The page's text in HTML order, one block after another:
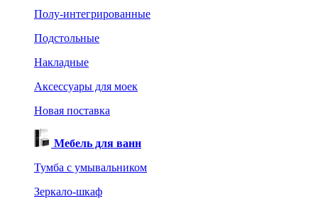
Полу-интегрированные
Подстольные
Накладные
Аксессуары для моек
Новая поставка
Мебель для ванн
Тумба с умывальником
Зеркало-шкаф